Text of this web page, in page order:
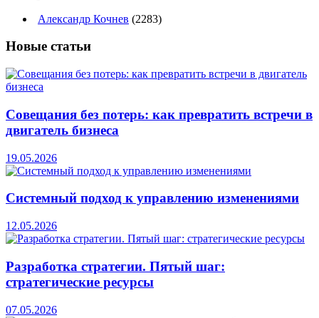
Александр Кочнев (2283)
Новые статьи
Совещания без потерь: как превратить встречи в
двигатель бизнеса
19.05.2026
Системный подход к управлению изменениями
12.05.2026
Разработка стратегии. Пятый шаг:
стратегические ресурсы
07.05.2026